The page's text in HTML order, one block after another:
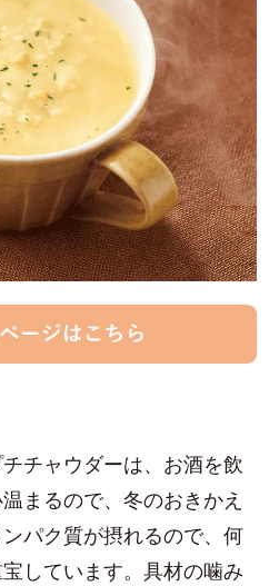
チャウダーは、お酒を飲
まるので、冬のおきかえ
パク質が摂れるので、何
しています。具材の噛み